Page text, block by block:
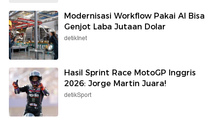
Modernisasi Workflow Pakai AI Bisa
Genjot Laba Jutaan Dolar
detikInet
Hasil Sprint Race MotoGP Inggris
2026: Jorge Martin Juara!
detikSport